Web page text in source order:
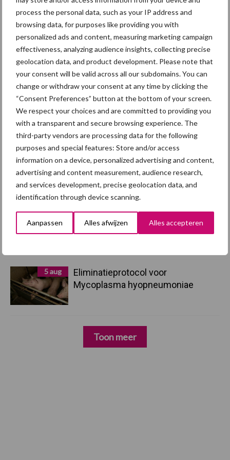
process the personal data, such as your IP address and
browsing data, for purposes like providing you with
personalized ads and content, measuring marketing campaign
effectiveness, analyzing audience insights, collecting precise
geolocation data, and product development. Please note that
your consent will be valid across all our subdomains. You can
change or withdraw your consent at any time by clicking the
“Consent Preferences” button at the bottom of your screen.
We respect your choices and are committed to providing you
with a transparent and secure browsing experience. The
third-party vendors are processing data for the following
purposes and special features: Store and/or access
information on a device, personalized advertising and content,
advertising and content measurement, audience research,
and services development, precise geolocation data, and
identification through device scanning.
Aanpassen Alles afwijzen Alles accepteren
Primaire
Sidebar
Recent nieuws Partner nieuws
Dierenwelzijn voerde 292 controles
uit op veebedrijven:
standaardcontroles blijven
onaangekondigd
7 aug
Britse varkenssector vreest
afzetcrisis in het najaar
7 aug
Hittestress: wat gebeurt er en hoe
kunnen we het voorkomen?
“Vraag naar praktische
hygieneoplossingen is in Polen
5 aug
Eliminatieprotocol voor
Mycoplasma hyopneumoniae
Toon meer